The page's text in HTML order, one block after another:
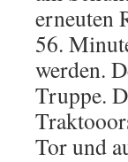
erneuten
56.
werden.
Truppe.
Tor und